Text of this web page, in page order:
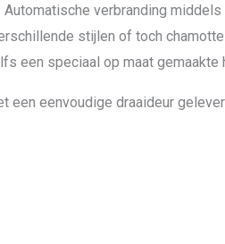
verbranding
stijlen of toch
een speciaal op maat gemaakte
een eenvoudige draaideur